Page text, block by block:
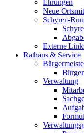
Ehrungen
Neue
Schyren-
Externe
Rathaus & Service
Verwaltung